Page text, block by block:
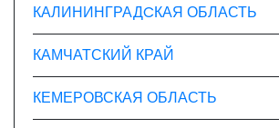
КАЛИНИНГРАДCКАЯ ОБЛАСТЬ
КАМЧАТСКИЙ КРАЙ
КЕМЕРОВСКАЯ ОБЛАСТЬ